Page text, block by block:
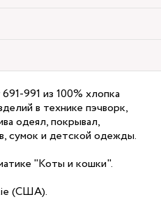
991 из 100% хлопка
в технике пэчворк,
одеял, покрывал,
сумок и детской одежды.
"Коты и кошки".
(США).